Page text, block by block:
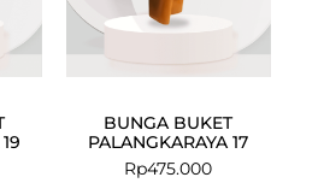
BUNGA BUKET
PALANGKARAYA 17
Rp475.000